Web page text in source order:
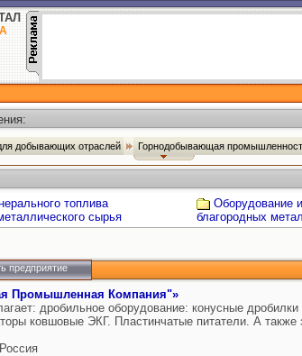
добывающих отраслей Горнодобывающая
топлива
сырья
Оборудование
благородных
предприятие
Промышленная Компания"»
дробильное оборудование: конусные
ковшовые ЭКГ. Пластинчатые питатели. А также